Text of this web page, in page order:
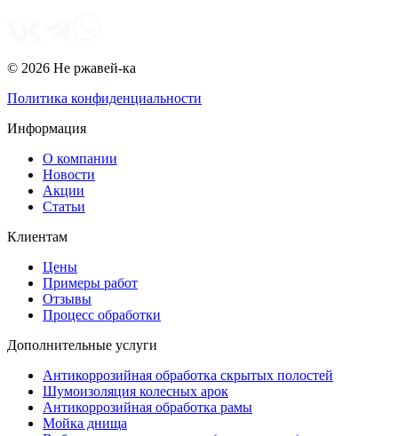
© 2026 Не ржавей-ка
Политика конфиденциальности
Информация
О компании
Новости
Акции
Статьи
Клиентам
Цены
Примеры работ
Отзывы
Процесс обработки
Дополнительные услуги
Антикоррозийная обработка скрытых полостей
Шумоизоляция колесных арок
Антикоррозийная обработка рамы
Мойка днища